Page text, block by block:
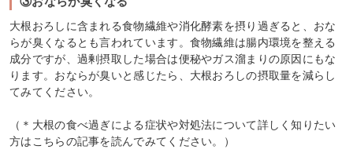
大根おろしに含まれる食物繊維や消化酵素を摂り過ぎると、おな
らが臭くなるとも言われています。食物繊維は腸内環境を整える
成分ですが、過剰摂取した場合は便秘やガス溜まりの原因にもな
ります。おならが臭いと感じたら、大根おろしの摂取量を減らし
てみてください。
（＊大根の食べ過ぎによる症状や対処法について詳しく知りたい
方はこちらの記事を読んでみてください。）